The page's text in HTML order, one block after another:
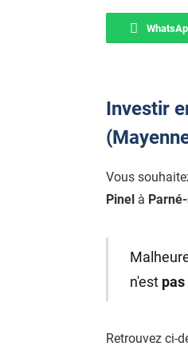
Investir
Vous
Pinel à
n'est
Retrouvez ci-